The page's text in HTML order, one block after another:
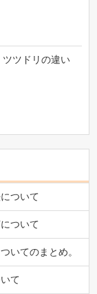
ツドリの違い
ついて
ついて
いてのまとめ。
て